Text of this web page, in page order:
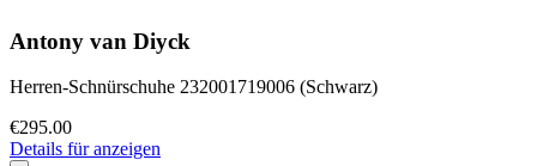
Antony van Diyck
Herren-Schnürschuhe 232001719006 (Schwarz)
€295.00
Details für anzeigen